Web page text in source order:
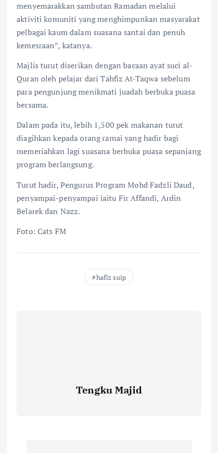
menyemarakkan sambutan Ramadan melalui
aktiviti komuniti yang menghimpunkan masyarakat
pelbagai kaum dalam suasana santai dan penuh
kemesraan”, katanya.
Majlis turut diserikan dengan bacaan ayat suci al-
Quran oleh pelajar dari Tahfiz At-Taqwa sebelum
para pengunjung menikmati juadah berbuka puasa
bersama.
Dalam pada itu, lebih 1,500 pek makanan turut
diagihkan kepada orang ramai yang hadir bagi
memeriahkan lagi suasana berbuka puasa sepanjang
program berlangsung.
Turut hadir, Pengurus Program Mohd Fadzli Daud,
penyampai-penyampai iaitu Fir Affandi, Ardin
Belarek dan Nazz.
Foto: Cats FM
hafiz suip
Tengku Majid